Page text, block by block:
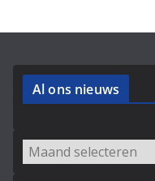
Al ons nieuws
Archieven